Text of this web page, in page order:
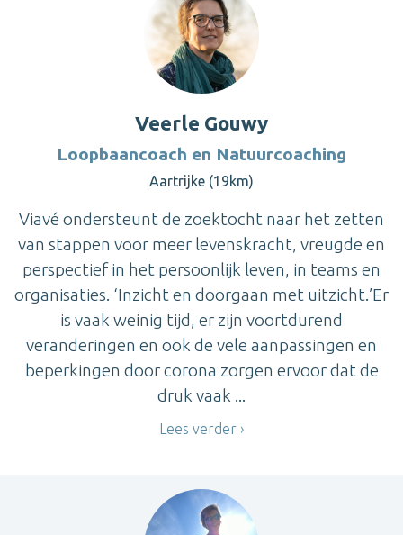
Veerle Gouwy
Loopbaancoach en Natuurcoaching
Aartrijke (19km)
Viavé ondersteunt de zoektocht naar het zetten
van stappen voor meer levenskracht, vreugde en
perspectief in het persoonlijk leven, in teams en
organisaties. ‘Inzicht en doorgaan met uitzicht.’Er
is vaak weinig tijd, er zijn voortdurend
veranderingen en ook de vele aanpassingen en
beperkingen door corona zorgen ervoor dat de
druk vaak ...
Lees verder